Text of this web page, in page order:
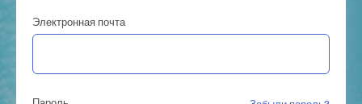
Электронная почта